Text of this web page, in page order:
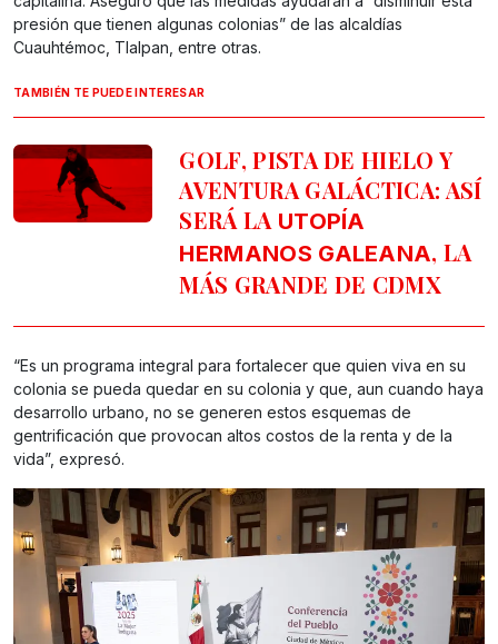
presión que tienen algunas colonias” de las alcaldías
Cuauhtémoc, Tlalpan, entre otras.
TAMBIÉN TE PUEDE INTERESAR
GOLF, PISTA DE HIELO Y
AVENTURA GALÁCTICA: ASÍ
SERÁ LA UTOPÍA
HERMANOS GALEANA, LA
MÁS GRANDE DE CDMX
“Es un programa integral para fortalecer que quien viva en su
colonia se pueda quedar en su colonia y que, aun cuando haya
desarrollo urbano, no se generen estos esquemas de
gentrificación que provocan altos costos de la renta y de la
vida”, expresó.